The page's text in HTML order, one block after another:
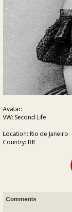
Avatar:
VW: Second Life
Location: Rio de Janeiro
Country: BR
Comments